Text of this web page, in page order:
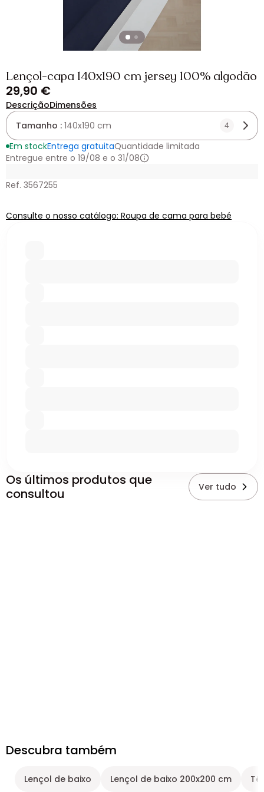
Lençol-capa 140x190 cm jersey 100% algodão
29,90 €
DescriçãoDimensões
Tamanho : 140x190 cm 4
Em stockEntrega gratuitaQuantidade limitada
Entregue entre o 19/08 e o 31/08
Ref. 3567255
Consulte o nosso catálogo: Roupa de cama para bebé
Os últimos produtos que
consultou
Ver tudo
Descubra também
Lençol de baixo Lençol de baixo 200x200 cm